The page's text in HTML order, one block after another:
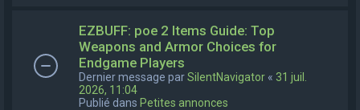
EZBUFF: poe 2 Items Guide: Top
Weapons and Armor Choices for
Endgame Players
Dernier message parSilentNavigator « 31 juil.
2026, 11:04
Publié dans Petites annonces